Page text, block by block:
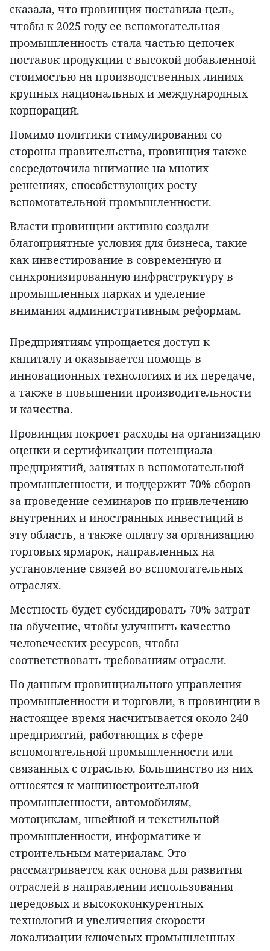
сказала, что провинция поставила цель,
чтобы к 2025 году ее вспомогательная
промышленность стала частью цепочек
поставок продукции с высокой добавленной
стоимостью на производственных линиях
крупных национальных и международных
корпораций.
Помимо политики стимулирования со
стороны правительства, провинция также
сосредоточила внимание на многих
решениях, способствующих росту
вспомогательной промышленности.
Власти провинции активно создали
благоприятные условия для бизнеса, такие
как инвестирование в современную и
синхронизированную инфраструктуру в
промышленных парках и уделение
внимания административным реформам.
Предприятиям упрощается доступ к
капиталу и оказывается помощь в
инновационных технологиях и их передаче,
а также в повышении производительности
и качества.
Провинция покроет расходы на организацию
оценки и сертификации потенциала
предприятий, занятых в вспомогательной
промышленности, и поддержит 70% сборов
за проведение семинаров по привлечению
внутренних и иностранных инвестиций в
эту область, а также оплату за организацию
торговых ярмарок, направленных на
установление связей во вспомогательных
отраслях.
Местность будет субсидировать 70% затрат
на обучение, чтобы улучшить качество
человеческих ресурсов, чтобы
соответствовать требованиям отрасли.
По данным провинциального управления
промышленности и торговли, в провинции в
настоящее время насчитывается около 240
предприятий, работающих в сфере
вспомогательной промышленности или
связанных с отраслью. Большинство из них
относятся к машиностроительной
промышленности, автомобилям,
мотоциклам, швейной и текстильной
промышленности, информатике и
строительным материалам. Это
рассматривается как основа для развития
отраслей в направлении использования
передовых и высококонкурентных
технологий и увеличения скорости
локализации ключевых промышленных